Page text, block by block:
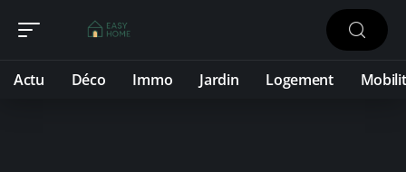
Actu Déco Immo Jardin Logement